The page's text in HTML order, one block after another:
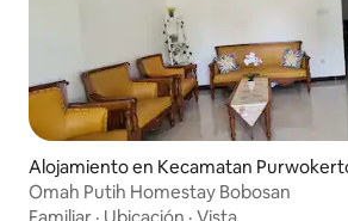
Alojamiento en Kecamatan
Omah Putih Homestay Bobosan